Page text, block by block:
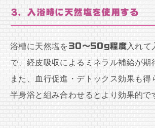
3. 入浴時に天然塩を使用する
浴槽に天然塩を30〜50g程度入れて
で、経皮吸収によるミネラル補給が期
また、血行促進・デトックス効果も得
半身浴と組み合わせるとより効果的で